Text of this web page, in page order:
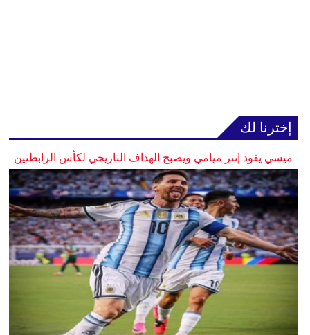
إخترنا لك
ميسي يقود إنتر ميامي ويصبح الهداف التاريخي لكأس الرابطتين